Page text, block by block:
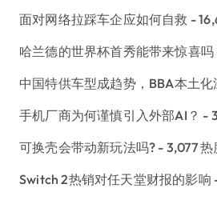
面对网络拉踩车企应如何自救 -
哈兰德的世界杯首秀能带来惊喜吗
中国特供车型成趋势，BBA本土
手机厂商为何谨慎引入外部AI？ -
可换壳会带动新玩法吗? - 3,077 热
Switch 2热销对任天堂财报的影响